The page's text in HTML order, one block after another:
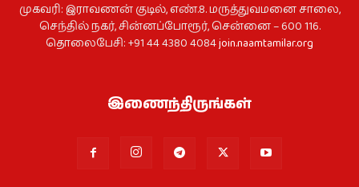
முகவரி: இராவணன் குடில், எண்.8. மருத்துவமனை சாலை,
செந்தில் நகர், சின்னப்போரூர், சென்னை – 600 116.
தொலைபேசி: +91 44 4380 4084join.naamtamilar.org
இணைந்திருங்கள்